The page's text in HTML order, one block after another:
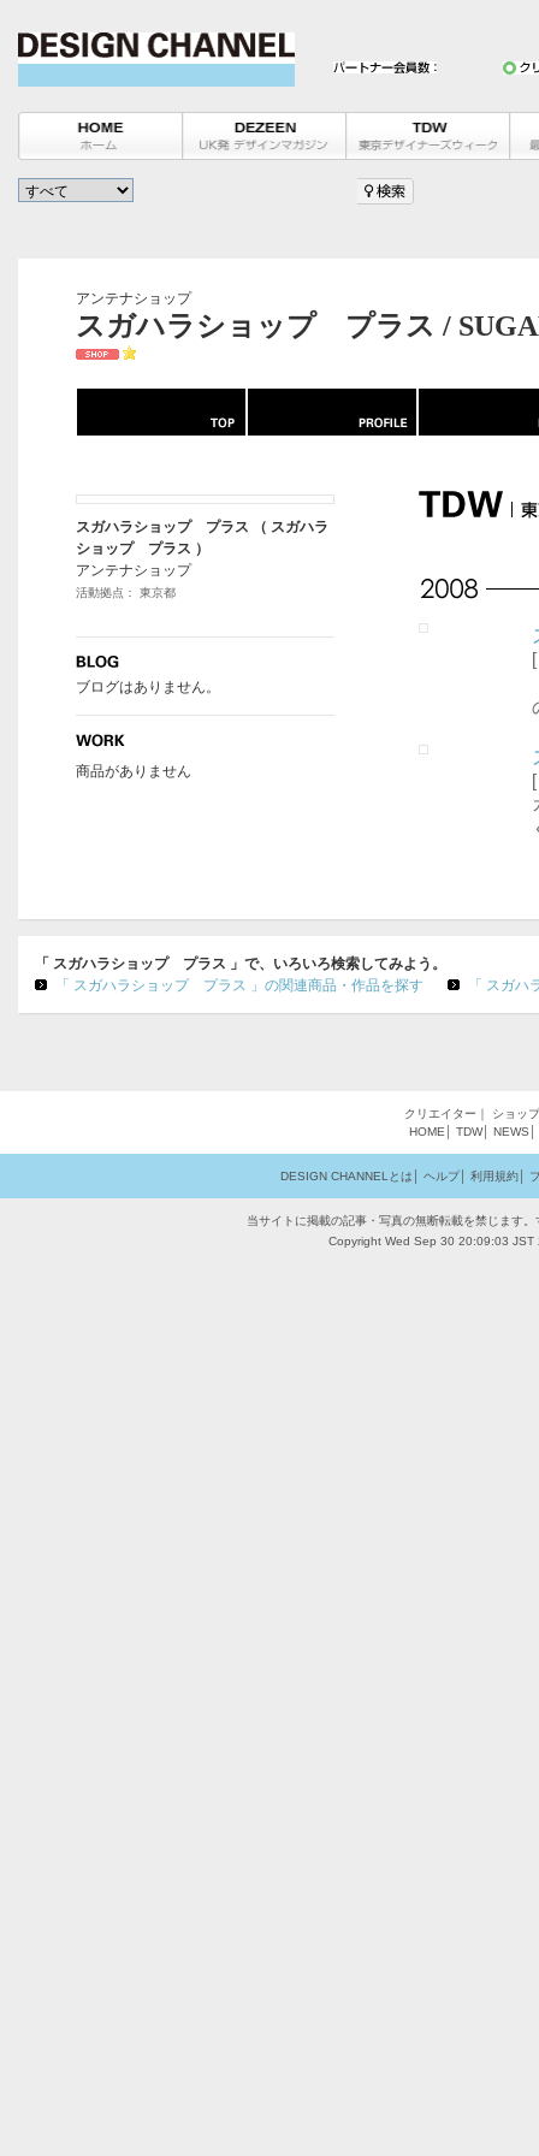
アンテナショップ
スガハラショップ プラス /
スガハラショップ プラス （ スガハラ
ショップ プラス ）
アンテナショップ
活動拠点： 東京都
ブログはありません。
商品がありません
「 スガハラショップ プラス 」で、いろいろ検索してみよう。
「 スガハラショップ プラス 」の関連商品・作品を探す
「 スガ
クリエイター ｜ ショップ
HOME
TDW│ NEWS
DESIGN CHANNELとは ヘルプ│ 利用規約│
当サイトに掲載の記事・写真の無断転載を禁じます
Copyright Wed Sep 30 20:09:03 JST